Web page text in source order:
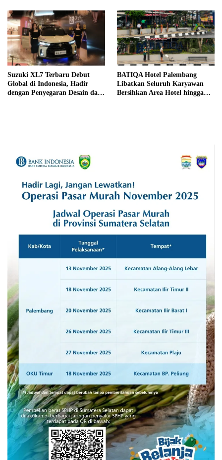
Suzuki XL7 Terbaru Debut
Global di Indonesia, Hadir
dengan Penyegaran Desain dan
BATIQA Hotel Palembang
Libatkan Seluruh Karyawan
Bersihkan Area Hotel hingga